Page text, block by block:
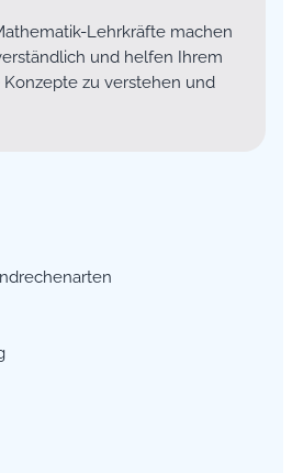
Lehrkräfte machen
und helfen Ihrem
zu verstehen und